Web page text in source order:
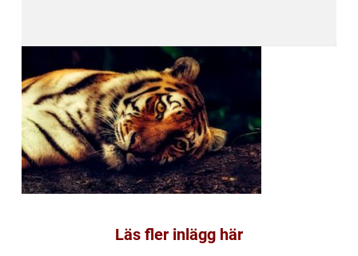
Läs fler inlägg här